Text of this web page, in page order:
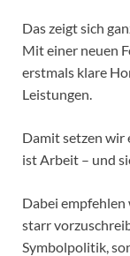
Das zeigt sich
Mit einer neuen
erstmals klare
Leistungen.
Damit setzen wir
ist Arbeit – und
Dabei
starr
Symbolpolitik,